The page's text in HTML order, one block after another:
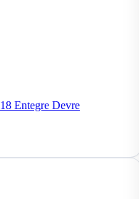
Entegre Devre